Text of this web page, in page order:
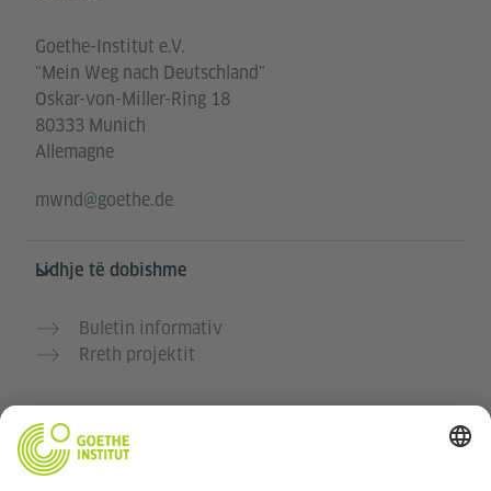
Goethe-Institut e.V.
"Mein Weg nach Deutschland"
Oskar-von-Miller-Ring 18
80333 Munich
Allemagne
mwnd@goethe.de
Lidhje të dobishme
Buletin informativ
Rreth projektit
Faqe të tjera interneti